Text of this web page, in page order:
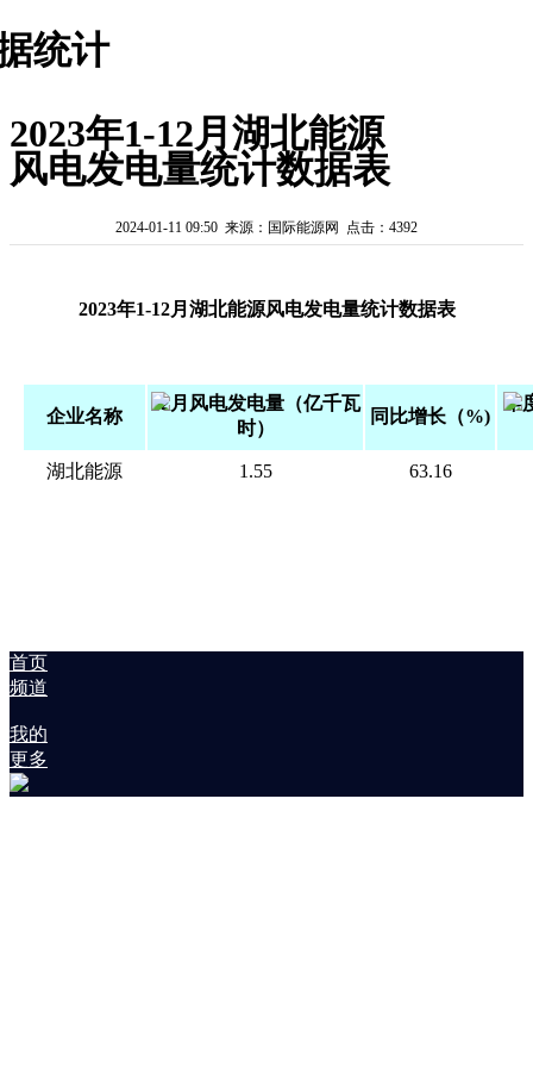
统计
2023年1-12月湖北能源
风电发电量统计数据表
2024-01-11 09:50 来源：国际能源网 点击：4392
2023年1-12月湖北能源风电发电量统计数据表
企业名称
12月风电发电量（亿千瓦
时）
同比增长（%)
年
湖北能源 1.55 63.16
首页
频道
我的
更多